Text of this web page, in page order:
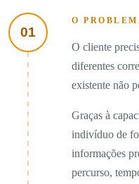
01
O
O cliente
diferentes
existente não
Graças à
indivíduo de
informações
percurso,